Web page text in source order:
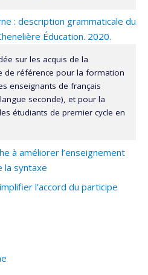
: description grammaticale du
Éducation. 2020.
sur les acquis de la
de référence pour la formation
enseignants de français
seconde), et pour la
étudiants de premier cycle en
à améliorer l’enseignement
la syntaxe
l’accord du participe